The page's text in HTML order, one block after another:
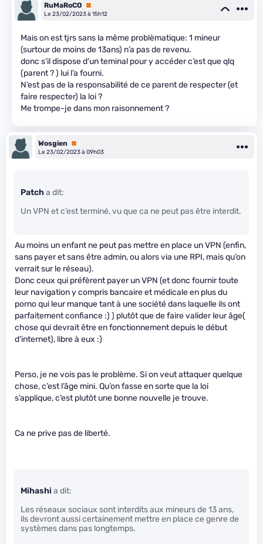
RuMaRoCO
Premium
Le 23/02/2023 à 15h12
Mais on est tjrs sans la même problèmatique: 1 mineur
(surtour de moins de 13ans) n’a pas de revenu.
donc s’il dispose d’un teminal pour y accéder c’est que qlq
(parent ? ) lui l’a fourni.
N’est pas de la responsabilité de ce parent de respecter (et
faire respecter) la loi ?
Me trompe-je dans mon raisonnement ?
Wosgien
Premium
Le 23/02/2023 à 09h03
Patcha dit:
Un VPN et c’est terminé, vu que ca ne peut pas être interdit.
Au moins un enfant ne peut pas mettre en place un VPN (enfin,
sans payer et sans être admin, ou alors via une RPI, mais qu’on
verrait sur le réseau).
Donc ceux qui préfèrent payer un VPN (et donc fournir toute
leur navigation y compris bancaire et médicale en plus du
porno qui leur manque tant à une société dans laquelle ils ont
parfaitement confiance :) ) plutôt que de faire valider leur âge(
chose qui devrait être en fonctionnement depuis le début
d’internet), libre à eux :)
Perso, je ne vois pas le problème. Si on veut attaquer quelque
chose, c’est l’âge mini. Qu’on fasse en sorte que la loi
s’applique, c’est plutôt une bonne nouvelle je trouve.
Ca ne prive pas de liberté.
Mihashi a dit:
Les réseaux sociaux sont interdits aux mineurs de 13 ans,
ils devront aussi certainement mettre en place ce genre de
systèmes dans pas longtemps.